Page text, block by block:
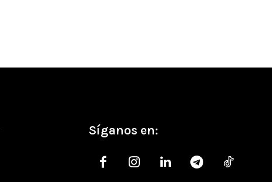
Síganos en: